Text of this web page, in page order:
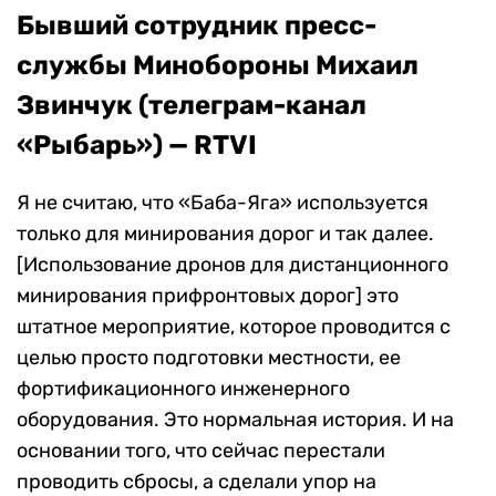
Бывший сотрудник пресс-
службы Минобороны Михаил
Звинчук (телеграм-канал
«Рыбарь») — RTVI
Я не считаю, что «Баба-Яга» используется
только для минирования дорог и так далее.
[Использование дронов для дистанционного
минирования прифронтовых дорог] это
штатное мероприятие, которое проводится с
целью просто подготовки местности, ее
фортификационного инженерного
оборудования. Это нормальная история. И на
основании того, что сейчас перестали
проводить сбросы, а сделали упор на